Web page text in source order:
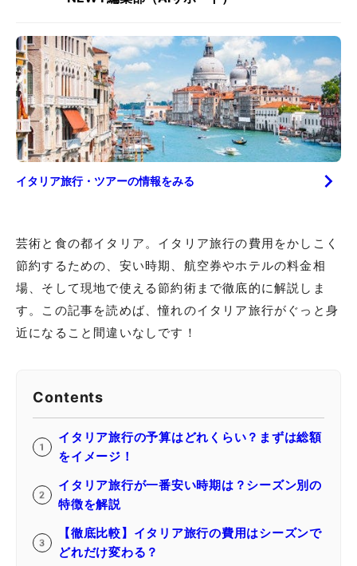
イタリア旅行・ツアーの情報をみる
芸術と食の都イタリア。イタリア旅行の費用をかしこく
節約するための、安い時期、航空券やホテルの料金相
場、そして現地で使える節約術まで徹底的に解説しま
す。この記事を読めば、憧れのイタリア旅行がぐっと身
近になること間違いなしです！
Contents
イタリア旅行の予算はどれくらい？まずは総額
をイメージ！
イタリア旅行が一番安い時期は？シーズン別の
特徴を解説
【徹底比較】イタリア旅行の費用はシーズンで
どれだけ変わる？